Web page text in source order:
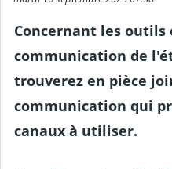
Concernant les
communication de
trouverez en pièce
communication qui
canaux à utiliser.